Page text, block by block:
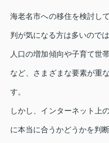
海老名市への移住を検討し
判が気になる方は多いので
人口の増加傾向や子育て世
など、さまざまな要素が重
す。
しかし、インターネット上
に本当に合うかどうかを判